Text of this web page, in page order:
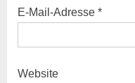
E-Mail-Adresse *
Website